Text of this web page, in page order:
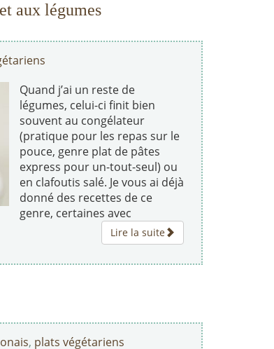
aux légumes
Quand j’ai un reste de
légumes, celui-ci finit bien
souvent au congélateur
(pratique pour les repas sur le
pouce, genre plat de pâtes
express pour un-tout-seul) ou
en clafoutis salé. Je vous ai déjà
donné des recettes de ce
genre, certaines avec
Lire la suite
, plats végétariens